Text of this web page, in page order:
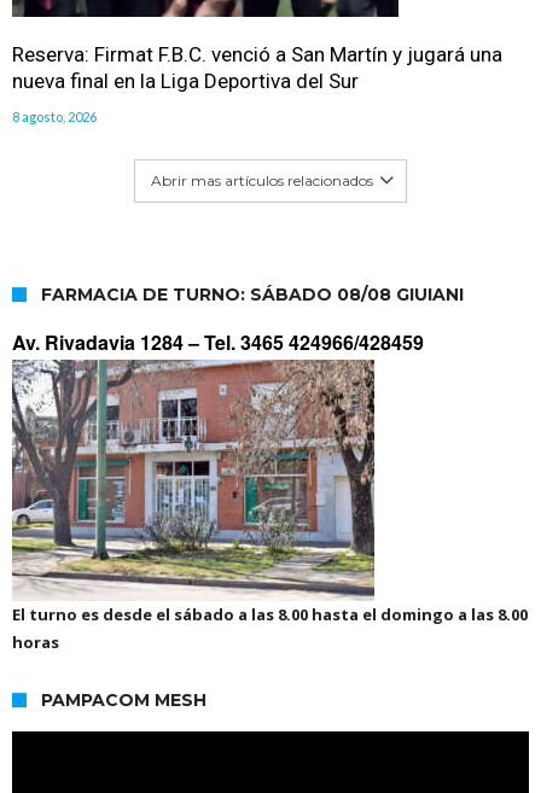
Reserva: Firmat F.B.C. venció a San Martín y jugará una
nueva final en la Liga Deportiva del Sur
8 agosto, 2026
Abrir mas artículos relacionados
FARMACIA DE TURNO: SÁBADO 08/08 GIUIANI
Av. Rivadavia 1284 –Tel. 3465 424966/428459
El turno es desde el sábado a las 8.00 hasta el domingo a las 8.00
horas
PAMPACOM MESH